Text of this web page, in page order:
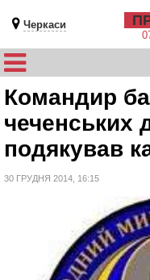
Черкаси
Командир
чеченських
подякував
30 ГРУДНЯ 2014, 16:15